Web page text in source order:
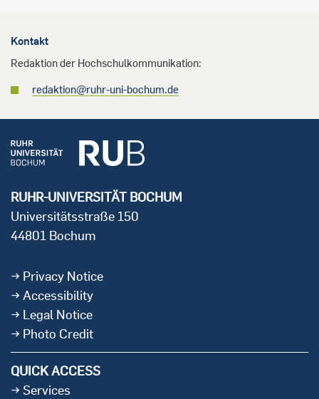
Kontakt
Redaktion der Hochschulkommunikation:
redaktion@ruhr-uni-bochum.de
RUHR-UNIVERSITÄT BOCHUM
Universitätsstraße 150
44801 Bochum
Privacy Notice
Accessibility
Legal Notice
Photo Credit
QUICK ACCESS
Services